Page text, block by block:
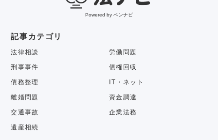
Powered by ベンナビ
記事カテゴリ
法律相談 労働問題
刑事事件 債権回収
債務整理 IT・ネット
離婚問題 資金調達
交通事故 企業法務
遺産相続